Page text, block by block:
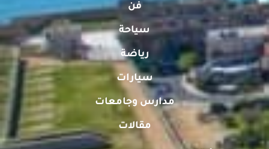
فن
سياحة
رياضة
سيارات
مدارس وجامعات
مقالات